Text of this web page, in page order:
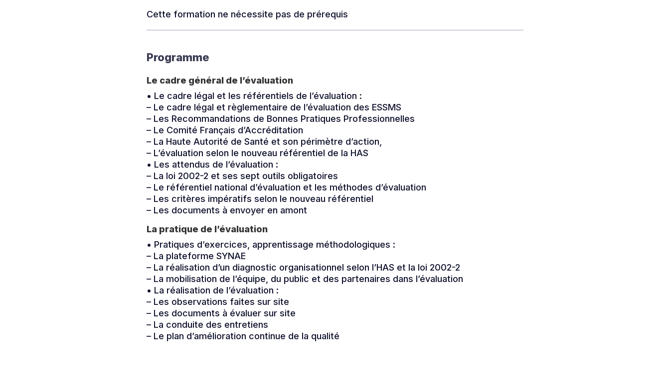
Cette formation ne nécessite pas de prérequis
Programme
Le cadre général de l’évaluation
• Le cadre légal et les référentiels de l’évaluation :
– Le cadre légal et règlementaire de l’évaluation des ESSMS
– Les Recommandations de Bonnes Pratiques Professionnelles
– Le Comité Français d’Accréditation
– La Haute Autorité de Santé et son périmètre d’action,
– L’évaluation selon le nouveau référentiel de la HAS
• Les attendus de l’évaluation :
– La loi 2002-2 et ses sept outils obligatoires
– Le référentiel national d’évaluation et les méthodes d’évaluation
– Les critères impératifs selon le nouveau référentiel
– Les documents à envoyer en amont
La pratique de l’évaluation
• Pratiques d’exercices, apprentissage méthodologiques :
– La plateforme SYNAE
– La réalisation d’un diagnostic organisationnel selon l’HAS et la loi 2002-2
– La mobilisation de l’équipe, du public et des partenaires dans l’évaluation
• La réalisation de l’évaluation :
– Les observations faites sur site
– Les documents à évaluer sur site
– La conduite des entretiens
– Le plan d’amélioration continue de la qualité